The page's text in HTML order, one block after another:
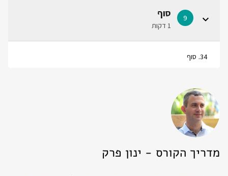
9 סוף
1 דקות
34
. סוף
מדריך הקורס - ינון פרק